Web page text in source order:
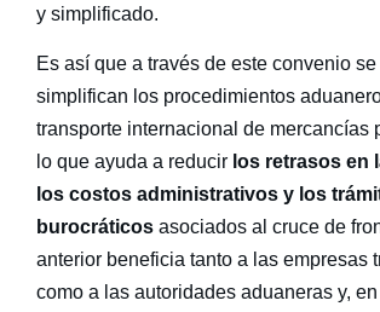
y simplificado.
Es así que a través de este convenio
simplifican los procedimientos
transporte internacional de mercancías
lo que ayuda a reducir los retrasos en
los costos administrativos y los
burocráticos asociados al cruce de
anterior beneficia tanto a las empresas
como a las autoridades aduaneras y,